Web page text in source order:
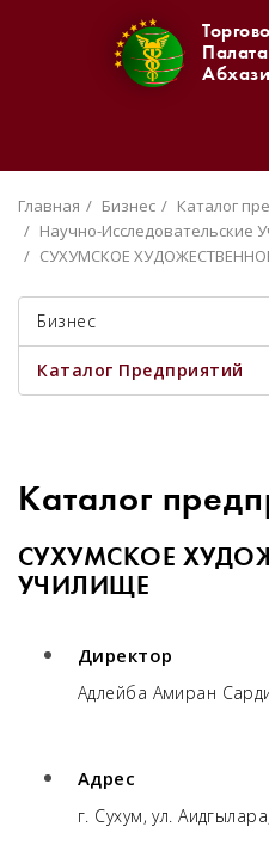
Главная Бизнес
Каталог
Научно-Исследовательские
СУХУМСКОЕ
Бизнес
Каталог Предприятий
Каталог
СУХУМСКОЕ
УЧИЛИЩЕ
Директор
Адлейба Амиран
Адрес
г. Сухум, ул.